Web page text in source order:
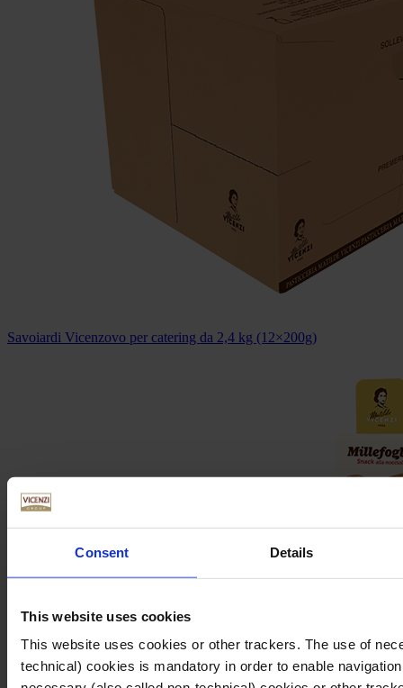
Consent Details
This website uses cookies
This website uses cookies or other trackers. The use of
technical) cookies is mandatory in order to enable
Savoiardi Vicenzovo per catering da 2,4 kg (12×200g)